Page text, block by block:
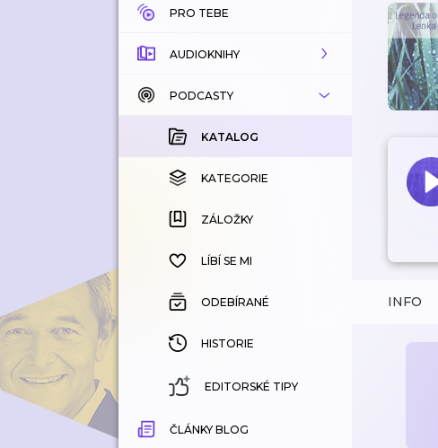
PRO TEBE
AUDIOKNIHY
KATALOG
KOUPENÉ
KATEGORIE
ZÁLOŽKY
HISTORIE
PODCASTY
KATALOG
KATEGORIE
ZÁLOŽKY
LÍBÍ SE MI
ODEBÍRANÉ
HISTORIE
EDITORSKÉ TIPY
ČLÁNKY BLOG
INFO